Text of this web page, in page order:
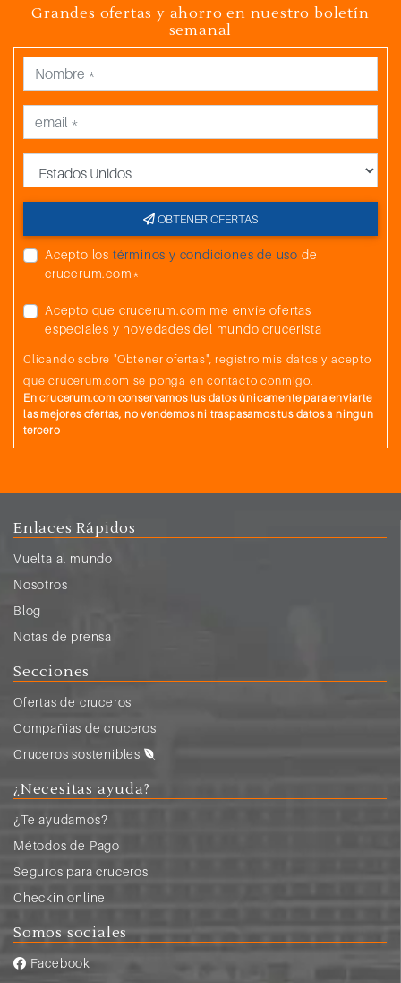
Grandes ofertas y ahorro en nuestro boletín
semanal
OBTENER OFERTAS
Acepto los términos y condiciones de uso de
crucerum.com*
Acepto que crucerum.com me envíe ofertas
especiales y novedades del mundo crucerista
Clicando sobre "Obtener ofertas", registro mis datos y acepto
que crucerum.com se ponga en contacto conmigo.
En crucerum.com conservamos tus datos únicamente para enviarte
las mejores ofertas, no vendemos ni traspasamos tus datos a ningun
tercero
Enlaces Rápidos
Vuelta al mundo
Nosotros
Blog
Notas de prensa
Secciones
Ofertas de cruceros
Compañias de cruceros
Cruceros sostenibles
¿Necesitas ayuda?
¿Te ayudamos?
Métodos de Pago
Seguros para cruceros
Checkin online
Somos sociales
Facebook